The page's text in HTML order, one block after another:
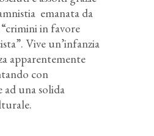
emanata da
in favore
Vive un’infanzia
apparentemente
con
ad una solida